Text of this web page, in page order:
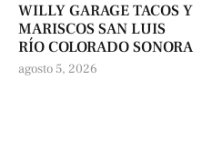
WILLY GARAGE TACOS Y
MARISCOS SAN LUIS
RÍO COLORADO SONORA
agosto 5, 2026